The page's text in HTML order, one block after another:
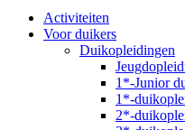
Activiteiten
Voor duikers
Duikopleidingen
1*-Junior
1*-
2*-